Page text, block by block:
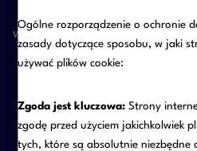
wszystkim w drodze
to niemożliwe, skutecznie
5.
Ogólne rozporządzenie o ochronie
zasady dotyczące sposobu, w jaki
używać plików cookie:
Zgoda jest kluczowa: Strony
zgodę przed użyciem jakichkolwiek
tych, które są absolutnie niezbędne